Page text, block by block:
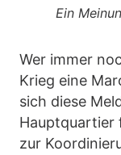
Ein
Wer immer
Krieg eine
sich diese
Hauptquartier
zur